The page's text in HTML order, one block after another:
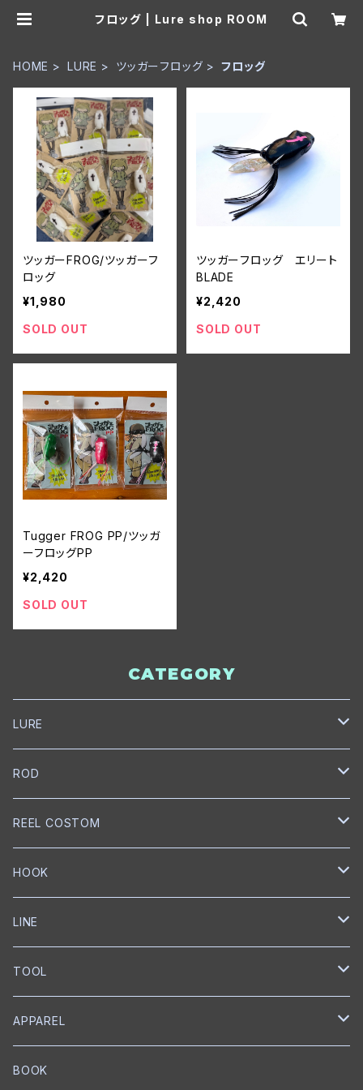
フロッグ | Lure shop ROOM
HOME LURE ツッガーフロッグ フロッグ
ツッガーFROG/ツッガーフ
ロッグ
¥1,980
SOLD OUT
ツッガーフロッグ エリート
BLADE
¥2,420
SOLD OUT
Tugger FROG PP/ツッガ
ーフロッグPP
¥2,420
SOLD OUT
CATEGORY
LURE
NORIES
トップウォーター
クランクベイト
mibro
クランクベイト
NISHINE LURE WORKS
ミノー
リップレスクランク
BUMBLEBEE CUSTOM LURES
チャターベイト
Megabass
クランクベイト
ミノー
KEITECH
ブレードジグ
EverGreen
ROD
NORIES
スピニングロッド
ベイトロッド
SLANG
スピニングロッド
GRASS ROOTS
ベイトキャスティングロッド
Out≒Law
ベイトキャスティング
DESIGNO
LEBEN
Back BOSS
REEL COSTOM
GOLD Works
匠ベアリング
匠ブッシュ
GLITCH
グリス
オイル
mibro
ハンドルノブ
ハンドル
SHIMANO
グリス
HOOK
BKK
トレブルフック
シングルフック
ICHIKAWA FISHING
トレブルフック
RYUGI
トレブルフック
がまかつ
LINE
SEAGUAR
フロロカーボン
PE
SOLAROAM
フロロカーボン
DUEL
TOOL
belmont
スプリットリングプライヤー
KS Craft
APPAREL
RAPALA
BOOK